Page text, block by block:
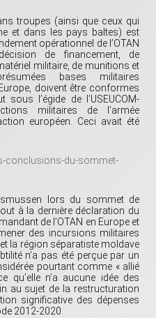
troupes (ainsi que ceux qui
et dans les pays baltes) est
opérationnel de l’OTAN
de financement, de
militaire, de munitions et
bases militaires
doivent être conformes
l’égide de l’USEUCOM-
militaires de l’armée
européen. Ceci avait été
conclusions-du-sommet-
lors du sommet de
à la dernière déclaration du
de l’OTAN en Europe et
des incursions militaires
la région séparatiste moldave
n’a pas été perçue par un
pourtant comme « allié
qu’elle n’a aucune idée des
au sujet de la restructuration
significative des dépenses
2012-2020.